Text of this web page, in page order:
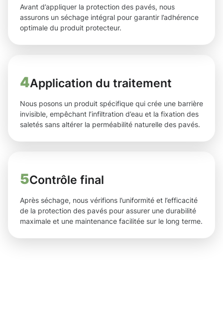
Avant d’appliquer la protection des pavés, nous
assurons un séchage intégral pour garantir l’adhérence
optimale du produit protecteur.
4Application du traitement
Nous posons un produit spécifique qui crée une barrière
invisible, empêchant l’infiltration d’eau et la fixation des
saletés sans altérer la perméabilité naturelle des pavés.
5Contrôle final
Après séchage, nous vérifions l’uniformité et l’efficacité
de la protection des pavés pour assurer une durabilité
maximale et une maintenance facilitée sur le long terme.